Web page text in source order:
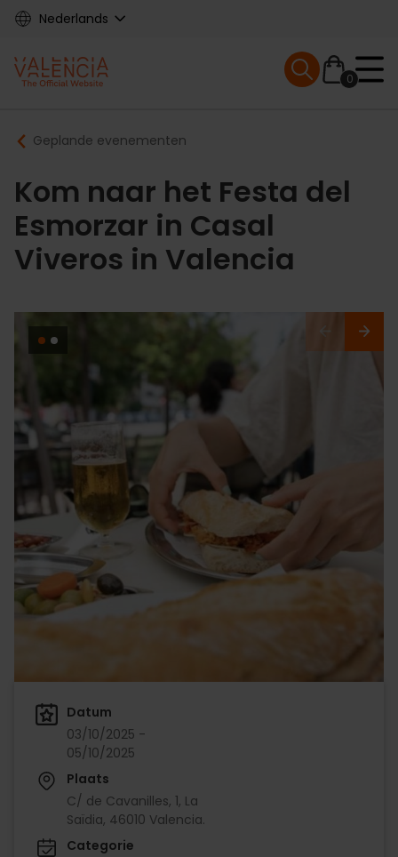
Skip
content
Nederlands
Main
navigation
0
Mobile menu
Breadcrumb
Geplande evenementen
Kom naar het Festa del
Esmorzar in Casal
Viveros in Valencia
Datum
03/10/2025 -
05/10/2025
Plaats
C/ de Cavanilles, 1, La
Saïdia, 46010 Valencia.
Categorie